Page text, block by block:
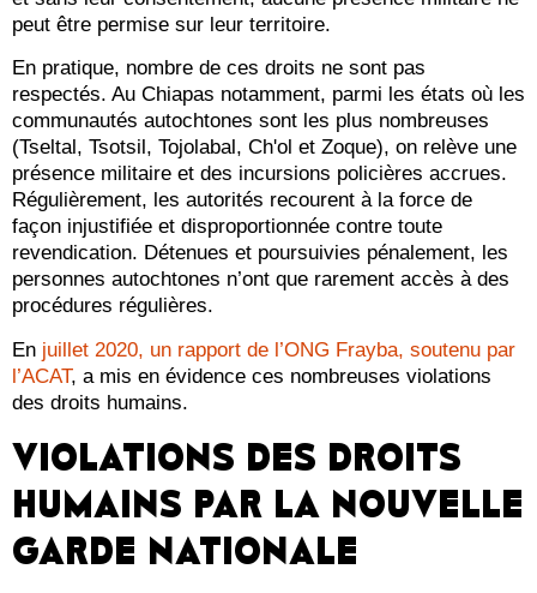
peut être permise sur leur territoire.
En pratique, nombre de ces droits ne sont pas
respectés. Au Chiapas notamment, parmi les états où les
communautés autochtones sont les plus nombreuses
(Tseltal, Tsotsil, Tojolabal, Ch'ol et Zoque), on relève une
présence militaire et des incursions policières accrues.
Régulièrement, les autorités recourent à la force de
façon injustifiée et disproportionnée contre toute
revendication. Détenues et poursuivies pénalement, les
personnes autochtones n’ont que rarement accès à des
procédures régulières.
En juillet 2020, un rapport de l’ONG Frayba, soutenu par
l’ACAT, a mis en évidence ces nombreuses violations
des droits humains.
VIOLATIONS DES DROITS
HUMAINS PAR LA NOUVELLE
GARDE NATIONALE